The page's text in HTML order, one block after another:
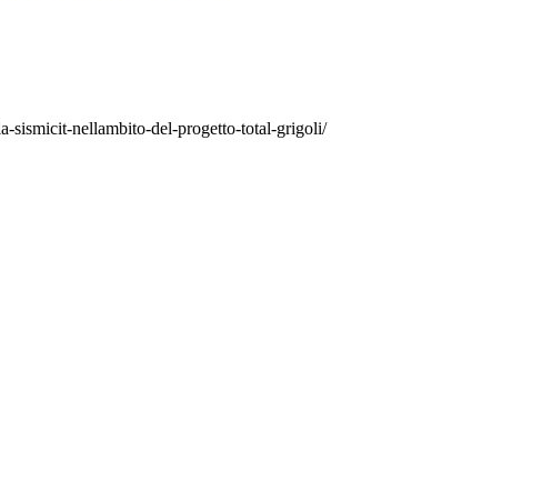
sismicit-nellambito-del-progetto-total-grigoli/